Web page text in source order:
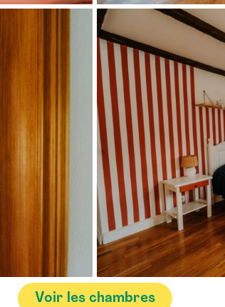
Voir les chambres